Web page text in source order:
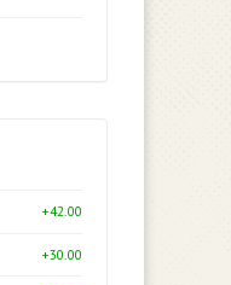
+42.00
+30.00